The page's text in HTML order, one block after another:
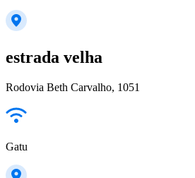
estrada velha
Rodovia Beth Carvalho, 1051
Gatu